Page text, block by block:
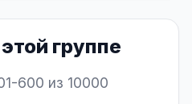
группе
600 из 10000